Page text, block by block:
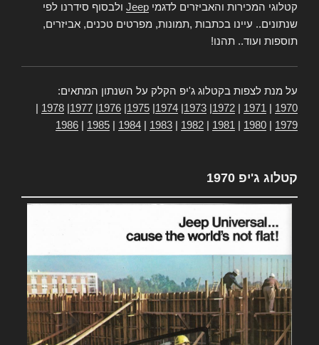
קטלוגי המכירות והאביזרים לדגמי Jeep ולבסוף סידרנו לפי
שנתונים.. עיינו בכתבות ,תמונות, מפרטים טכנים, אביזרים,
תוספות ועוד.. תהנו!
על מנת לצפות בקטלוג ג'יפ הקלק על השנתון המתאים:
1970
1971
1972
1973
1974
1975
1976
1977
1978
1979
1980
1981
1982
1983
1984
1985
1986
קטלוג ג'יפ 1970